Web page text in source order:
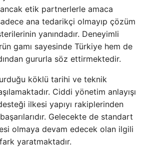
etik partnerlerle amaca
ana tedarikçi olmayıp çözüm
yanındadır. Deneyimli
gamı sayesinde Türkiye hem de
gururla söz ettirmektedir.
köklü tarihi ve teknik
Ciddi yönetim anlayışı
ilkesi yapıyı rakiplerinden
Gelecekte de standart
olmaya devam edecek olan ilgili
yaratmaktadır.